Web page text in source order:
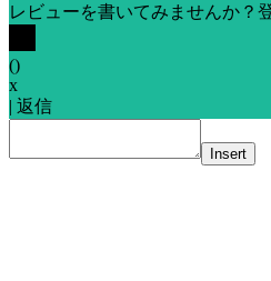
レビューを書いてみませんか？
()
x
| 返信
Insert